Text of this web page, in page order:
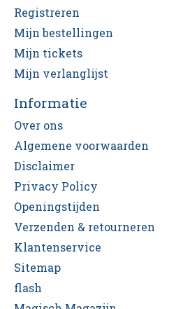
Registreren
Mijn bestellingen
Mijn tickets
Mijn verlanglijst
Informatie
Over ons
Algemene voorwaarden
Disclaimer
Privacy Policy
Openingstijden
Verzenden & retourneren
Klantenservice
Sitemap
flash